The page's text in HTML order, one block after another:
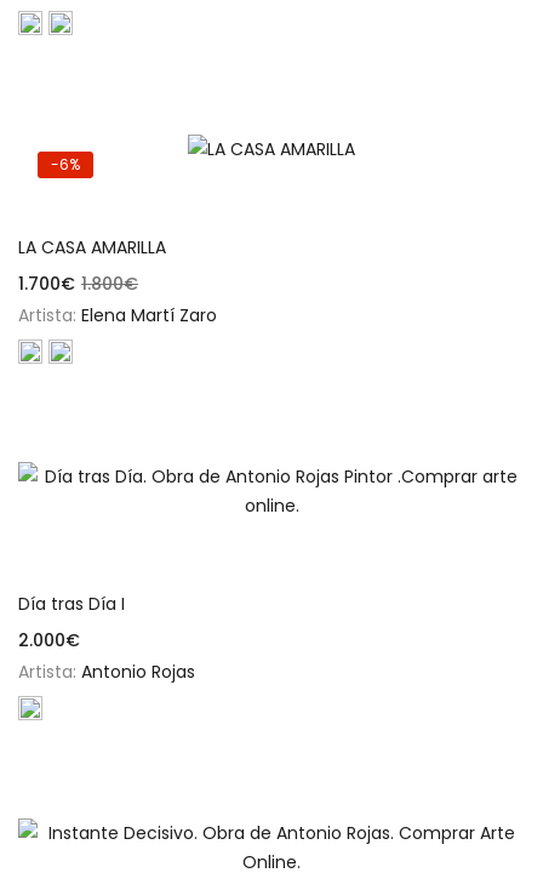
-6%
LA CASA AMARILLA
1.700€ 1.800€
Artista: Elena Martí Zaro
Día tras Día I
2.000€
Artista: Antonio Rojas